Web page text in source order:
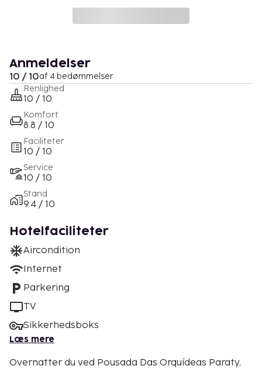
Anmeldelser
10 / 10af 4 bedømmelser
Renlighed
10 / 10
Komfort
8.8 / 10
Faciliteter
10 / 10
Service
10 / 10
Stand
9.4 / 10
Hotelfaciliteter
Aircondition
Internet
Parkering
TV
Sikkerhedsboks
Læs mere
Overnatter du ved Pousada Das Orquídeas Paraty,